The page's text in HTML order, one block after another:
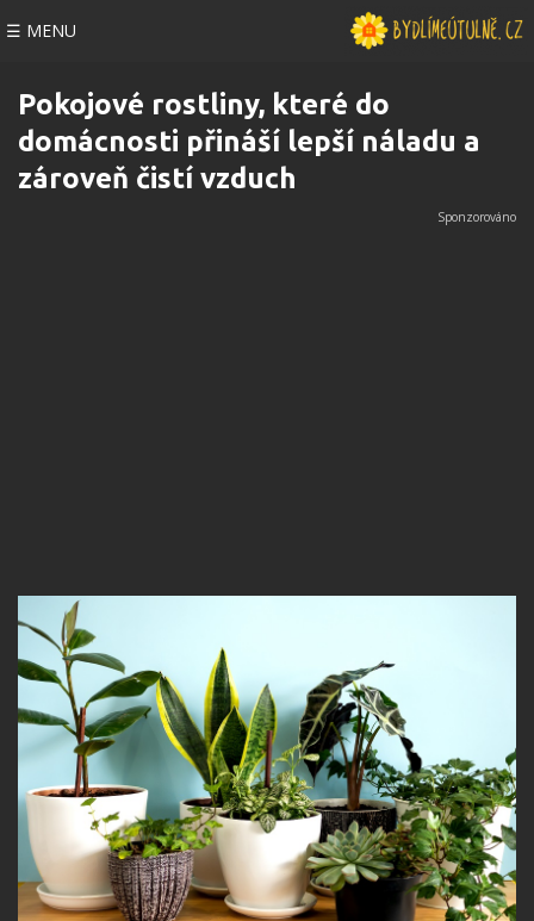
☰ MENU
Pokojové rostliny, které do
domácnosti přináší lepší náladu a
zároveň čistí vzduch